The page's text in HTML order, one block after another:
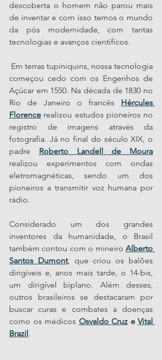
descoberta o homem não parou mais
de inventar e com isso temos o mundo
da pós modernidade, com tantas
tecnologias e avanços científicos.
começou cedo com os Engenhos de
Açúcar em 1550. Na década de 1830 no
Rio de Janeiro o francês Hércules
Florence realizou estudos pioneiros no
registro de imagens através da
fotografia. Já no final do século XIX, o
padre Roberto Landell de Moura
realizou experimentos com ondas
eletromagnéticas, sendo um dos
pioneiros a transmitir voz humana por
rádio.
Considerado um dos grandes
inventores da humanidade, o Brasil
também contou com o mineiro Alberto
Santos Dumont, que criou os balões
dirigíveis e, anos mais tarde, o 14-bis,
um dirigível biplano. Além desses,
outros brasileiros se destacaram por
buscar curas e combates a doenças
como os médicos Osvaldo Cruz e Vital
Brazil .